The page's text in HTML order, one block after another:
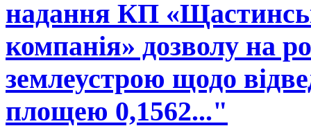
надання КП
компанія» дозволу на
землеустрою щодо
площею 0,1562..."